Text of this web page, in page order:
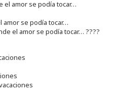
amor se podía tocar…
el amor se podía tocar… ????